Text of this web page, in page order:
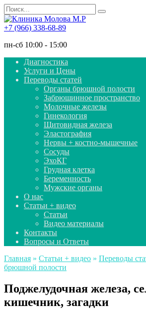
Перейти
к
содержанию
Search
for:
+7 (966) 338-68-89
пн-сб 10:00 - 15:00
Диагностика
Услуги и Цены
Переводы статей
Органы брюшной полости
Забрюшинное пространство
Молочные железы
Гинекология
Щитовидная железа
Эластография
Нервы + костно-мышечные
Сосуды
ЭхоКГ
Грудная клетка
Беременность
Мужские органы
О нас
Статьи + видео
Статьи
Видео материалы
Контакты
Вопросы и Ответы
Главная » Статьи + видео » Переводы
брюшной полости
Поджелудочная железа,
кишечник, загадки